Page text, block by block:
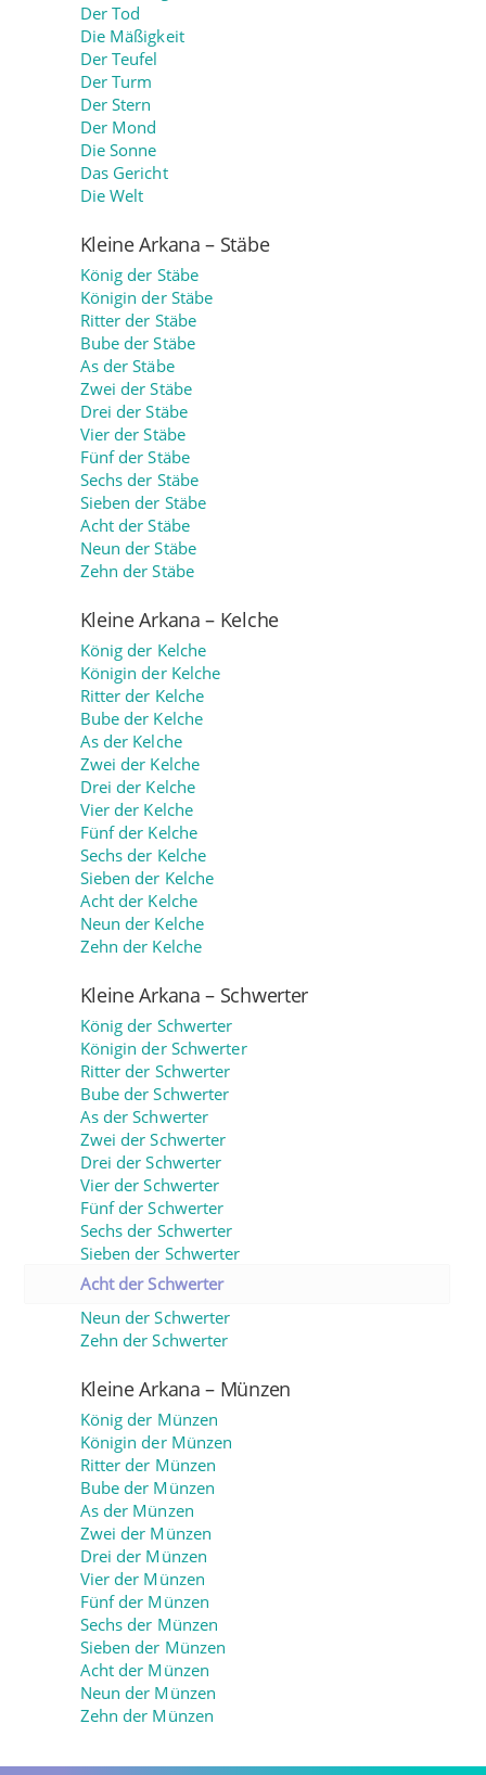
Der Tod
Die Mäßigkeit
Der Teufel
Der Turm
Der Stern
Der Mond
Die Sonne
Das Gericht
Die Welt
Kleine Arkana – Stäbe
König der Stäbe
Königin der Stäbe
Ritter der Stäbe
Bube der Stäbe
As der Stäbe
Zwei der Stäbe
Drei der Stäbe
Vier der Stäbe
Fünf der Stäbe
Sechs der Stäbe
Sieben der Stäbe
Acht der Stäbe
Neun der Stäbe
Zehn der Stäbe
Kleine Arkana – Kelche
König der Kelche
Königin der Kelche
Ritter der Kelche
Bube der Kelche
As der Kelche
Zwei der Kelche
Drei der Kelche
Vier der Kelche
Fünf der Kelche
Sechs der Kelche
Sieben der Kelche
Acht der Kelche
Neun der Kelche
Zehn der Kelche
Kleine Arkana – Schwerter
König der Schwerter
Königin der Schwerter
Ritter der Schwerter
Bube der Schwerter
As der Schwerter
Zwei der Schwerter
Drei der Schwerter
Vier der Schwerter
Fünf der Schwerter
Sechs der Schwerter
Sieben der Schwerter
Acht der Schwerter
Neun der Schwerter
Zehn der Schwerter
Kleine Arkana – Münzen
König der Münzen
Königin der Münzen
Ritter der Münzen
Bube der Münzen
As der Münzen
Zwei der Münzen
Drei der Münzen
Vier der Münzen
Fünf der Münzen
Sechs der Münzen
Sieben der Münzen
Acht der Münzen
Neun der Münzen
Zehn der Münzen